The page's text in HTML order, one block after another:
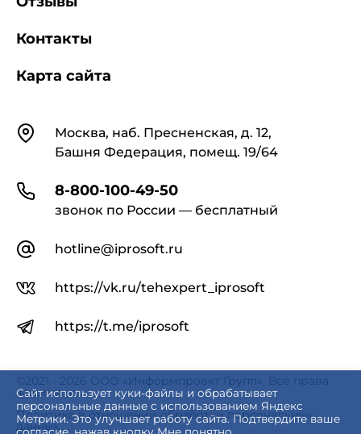
Сайт использует куки-файлы и обрабатывает
персональные данные с использованием Яндекс
Метрики. Это улучшает работу сайта. Подтвердите ваше
КонтактыМосква, наб. Пресненская, д. 12,
Башня Федерация, помещ. 19/64
8-800-100-49-50
звонок по России — бесплатный
hotline@iprosoft.ru
https://vk.ru/tehexpert_iprosoft
https://t.me/iprosoft
Контакты
Карта сайта
©2021 - 2026 ООО «Информпроект Групп». Все права
защищены.
Политика в отношении обработки персональных
данных